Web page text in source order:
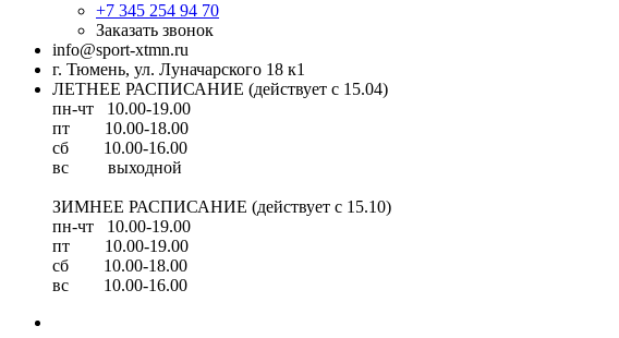
+7 345 254 94 70
Заказать звонок
info@sport-xtmn.ru
г. Тюмень, ул. Луначарского 18 к1
ЛЕТНЕЕ РАСПИСАНИЕ (действует с 15.04)
пн-чт 10.00-19.00
пт 10.00-18.00
сб 10.00-16.00
вс выходной
ЗИМНЕЕ РАСПИСАНИЕ (действует с 15.10)
пн-чт 10.00-19.00
пт 10.00-19.00
сб 10.00-18.00
вс 10.00-16.00